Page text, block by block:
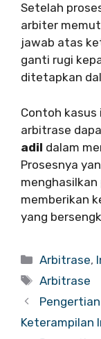
Setelah
arbiter
jawab atas
ganti rugi
ditetapkan
Contoh kasus
arbitrase
adil dalam
Prosesnya
memberikan
yang
Categories
Arbitrase,
Tags
Arbitrase
Keterampilan